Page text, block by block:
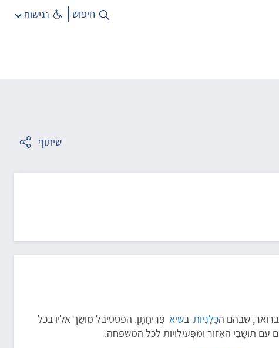
חיפוש נגישות
שיתוף
כַּלָנִיוֹת בשיא פְּרִיחָתָן. הפסטיבל מושֵך אליו בכל
עם תושָבֵי האֵזור ומפְּעילויות לכל המשפחה.